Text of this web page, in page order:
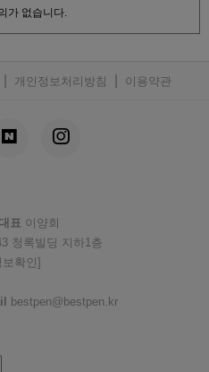
가 없습니다.
개인정보처리방침 이용약관
대표 이양희
청록빌딩 지하1층
확인]
bestpen@bestpen.kr